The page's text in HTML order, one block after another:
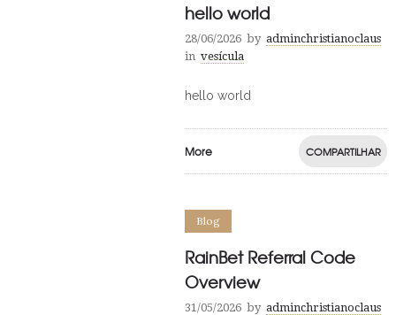
hello world
28/06/2026 by adminchristianoclaus
in vesícula
hello world
More COMPARTILHAR
Blog
RainBet Referral Code
Overview
31/05/2026 by adminchristianoclaus